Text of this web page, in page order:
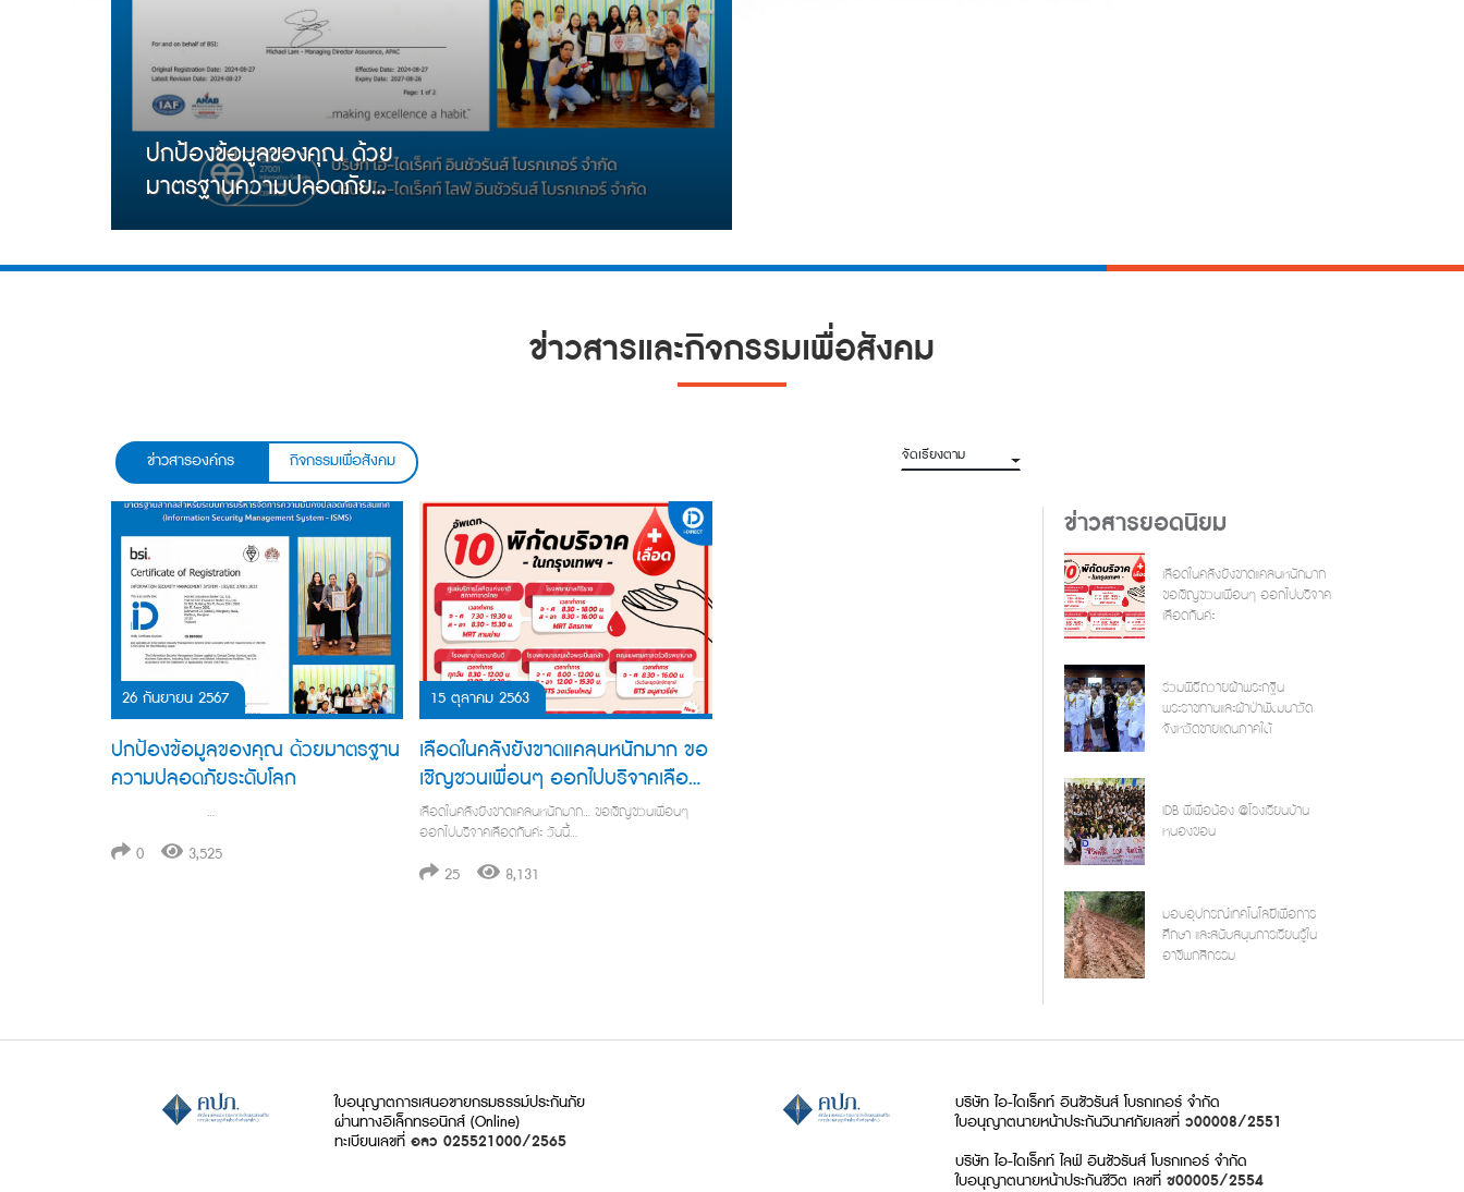
ปกป้องข้อมูลของคุณ ด้วย
มาตรฐานความปลอดภัย
ข่าวสารและกิจกรรมเพื่อสังคม
ข่าวสารองค์กร กิจกรรมเพื่อสังคม จัดเรียงตาม
26 กันยายน 2567
ปกป้องข้อมูลของคุณ ด้วยมาตรฐาน
ความปลอดภัยระดับโลก
…
0
3,525
15 ตุลาคม 2563
เลือดในคลังยังขาดแคลนหนักมาก ขอ
เชิญชวนเพื่อนๆ ออกไปบริจาคเลือด
กันค่ะ
เลือดในคลังยังขาดแคลนหนักมาก… ขอเชิญชวนเพื่อนๆ
ออกไปบริจาคเลือดกันค่ะ วันนี้…
25
8,131
ข่าวสารยอดนิยม
เลือดในคลังยังขาดแคลนหนักมาก
ขอเชิญชวนเพื่อนๆ ออกไปบริจาค
เลือดกันค่ะ
ร่วมพิธีถวายผ้าพระกฐิน
พระราชทานและผ้าป่าพัฒนาวัด
จังหวัดชายแดนภาคใต้
IDB พี่เพื่อน้อง @โรงเรียนบ้าน
หนองขอน
มอบอุปกรณ์เทคโนโลยีเพื่อการ
ศึกษา และสนับสนุนการเรียนรู้ใน
อาชีพกสิกรรม
ใบอนุญาตการเสนอขายกรมธรรม์ประกันภัย
ผ่านทางอิเล็กทรอนิกส์ (Online)
ทะเบียนเลขที่ อลว 025521000/2565
บริษัท ไอ-ไดเร็คท์ อินชัวรันส์ โบรกเกอร์ จำกัด
ใบอนุญาตนายหน้าประกันวินาศภัยเลขที่ ว00008/2551
บริษัท ไอ-ไดเร็คท์ ไลฟ์ อินชัวรันส์ โบรกเกอร์ จำกัด
ใบอนุญาตนายหน้าประกันชีวิต เลขที่ ช00005/2554